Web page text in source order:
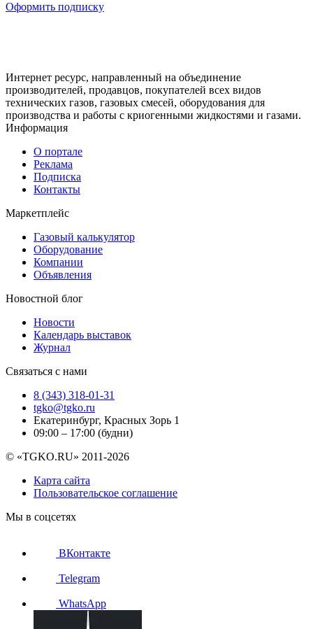
Оформить подписку
Интернет ресурс, направленный на объединение
производителей, продавцов, покупателей всех видов
технических газов, газовых смесей, оборудования для
производства и работы с криогенными жидкостями и газами.
Информация
О портале
Реклама
Подписка
Контакты
Маркетплейс
Газовый калькулятор
Оборудование
Компании
Объявления
Новостной блог
Новости
Календарь выставок
Журнал
Связаться с нами
8 (343) 318-01-31
tgko@tgko.ru
Екатеринбург, Красных Зорь 1
09:00 – 17:00 (будни)
© «TGKO.RU» 2011-2026
Карта сайта
Пользовательское соглашение
Мы в соцсетях
ВКонтакте
Telegram
WhatsApp